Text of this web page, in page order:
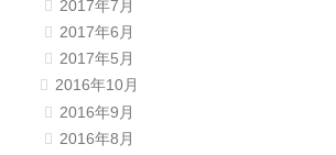
2017年7月
2017年6月
2017年5月
2016年10月
2016年9月
2016年8月